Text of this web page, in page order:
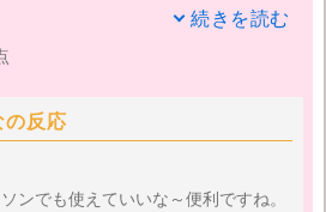
のが好きなので、Pontaポイント
でゲオのレンタル料に充てて
1ヵ月で500～600ポイントほど
ていく感覚もなくて、無料で映
な感覚になってます。
続きを読む
の反応
ンでも使えていいな～便利ですね。